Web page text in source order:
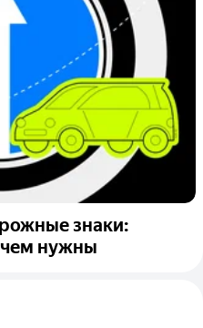
знаки:
нужны